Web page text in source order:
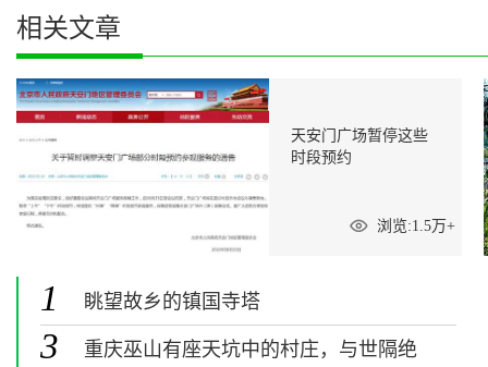
相关文章
天安门广场暂停这些
时段预约
浏览:1.5万+
1 眺望故乡的镇国寺塔
3
重庆巫山有座天坑中的村庄，与世隔绝